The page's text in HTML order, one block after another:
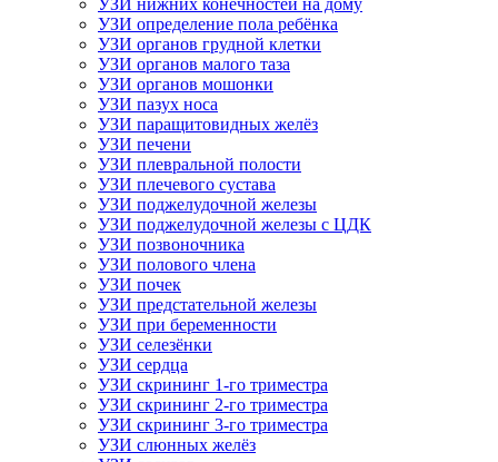
УЗИ нижних конечностей на дому
УЗИ определение пола ребёнка
УЗИ органов грудной клетки
УЗИ органов малого таза
УЗИ органов мошонки
УЗИ пазух носа
УЗИ паращитовидных желёз
УЗИ печени
УЗИ плевральной полости
УЗИ плечевого сустава
УЗИ поджелудочной железы
УЗИ поджелудочной железы с ЦДК
УЗИ позвоночника
УЗИ полового члена
УЗИ почек
УЗИ предстательной железы
УЗИ при беременности
УЗИ селезёнки
УЗИ сердца
УЗИ скрининг 1-го триместра
УЗИ скрининг 2-го триместра
УЗИ скрининг 3-го триместра
УЗИ слюнных желёз